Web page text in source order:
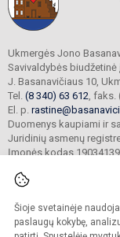
Šioje svetainėje
paslaugų kokybę,
Ukmergės Jono
Savivaldybės biudžetinė
J. Basanavičiaus 10,
Tel. (8 340) 63 612 ,
El. p.
Duomenys kaupiami ir
Juridinių asmenų
Įmonės kodas
© 2023. Ukmergės
Kopijuoti turinį be